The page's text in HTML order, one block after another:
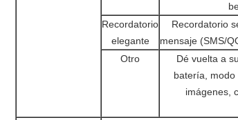
Recordatorio
elegante
Recordatorio
mensaje (SMS/
Otro
Dé vuelta a
batería, modo
imágenes,